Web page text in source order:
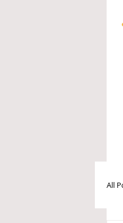
All